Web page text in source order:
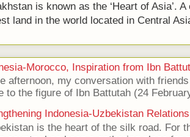
is known as the ‘Heart of Asia’.
land in the world located in Central
Morocco, Inspiration from Ibn
afternoon, my conversation with
to the figure of Ibn Battutah (24
Indonesia-Uzbekistan Relations
is the heart of the silk road. For